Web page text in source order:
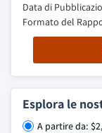
Data di
Formato del
Esplora le
A partire da: